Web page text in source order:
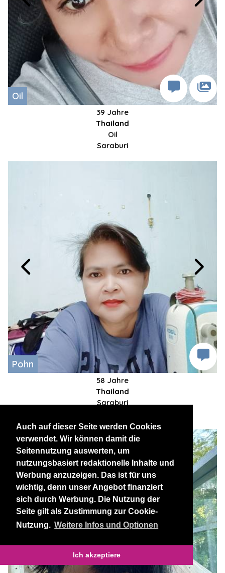
Auch auf dieser Seite werden Cookies
verwendet. Wir können damit die
Seitennutzung auswerten, um
nutzungsbasiert redaktionelle Inhalte und
Werbung anzuzeigen. Das ist für uns
wichtig, denn unser Angebot finanziert
sich durch Werbung. Die Nutzung der
Seite gilt als Zustimmung zur Cookie-
Nutzung. Weitere Infos und Optionen
Ich akzeptiere
Oil
39 Jahre
Thailand
Oil
Saraburi
Pohn
58 Jahre
Thailand
Saraburi